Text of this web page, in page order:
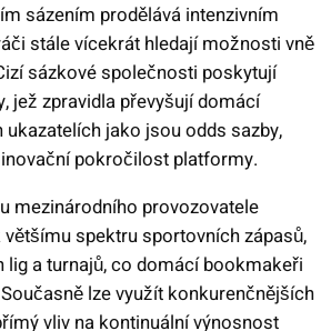
sázením prodělává intenzivním
stále vícekrát hledají možnosti vně
sázkové společnosti poskytují
jež zpravidla převyšují domácí
jako jsou odds sazby,
pokročilost platformy.
mezinárodního provozovatele
spektru sportovních zápasů,
lig a turnajů, co domácí bookmakeři
lze využít konkurenčnějších
vliv na kontinuální výnosnost